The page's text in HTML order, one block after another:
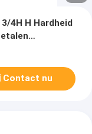
4H H Hardheid
Contact nu